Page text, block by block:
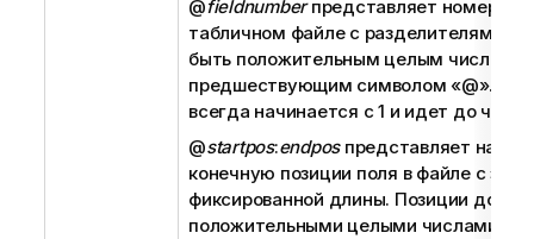
@fieldnumberпредставляет номер
табличном файле с разделителями.
быть положительным целым числом с
предшествующим символом «@».
всегда начинается с 1 и идет до
@startpos:endposпредставляет
конечную позиции поля в файле с
фиксированной длины. Позиции
положительными целыми числами.